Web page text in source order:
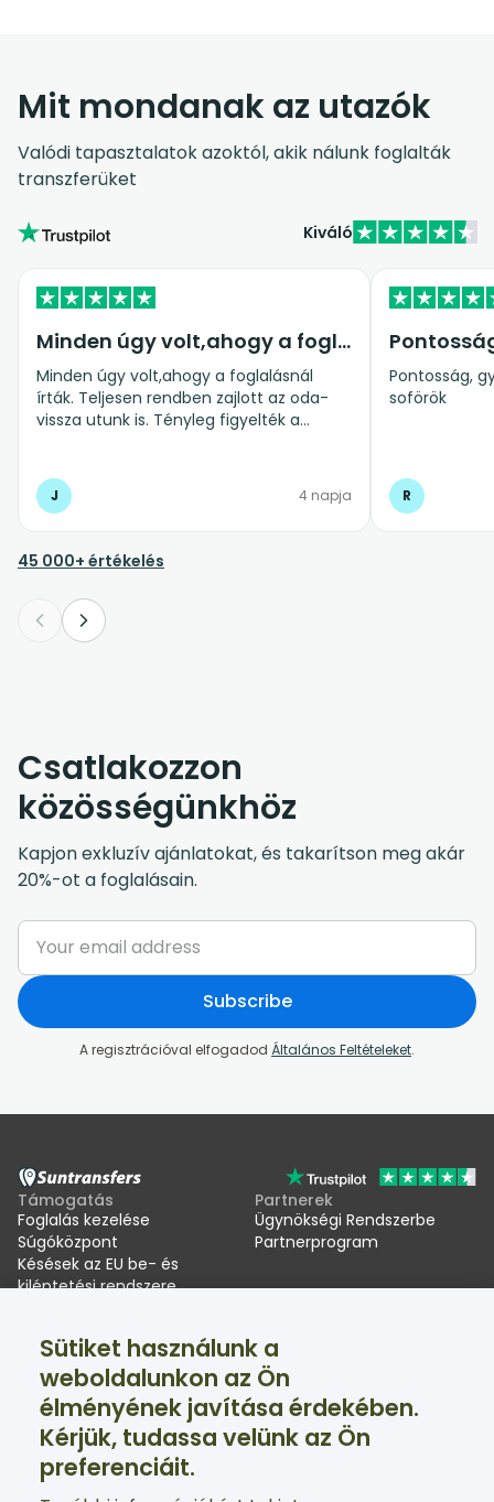
Mit mondanak az utazók
Valódi tapasztalatok azoktól, akik nálunk foglalták
transzferüket
Kiváló
Minden úgy volt,ahogy a foglalásnál…
Minden úgy volt,ahogy a foglalásnál
írták. Teljesen rendben zajlott az oda-
vissza utunk is. Tényleg figyelték a
J 4 napja
Pontosság,
soförök
R
45 000+ értékelés
Csatlakozzon
közösségünkhöz
Kapjon exkluzív ajánlatokat, és takarítson meg akár
20%-ot a foglalásain.
Subscribe
A regisztrációval elfogadod Általános Feltételeket.
Támogatás
Foglalás kezelése
Súgóközpont
Késések az EU be- és
kiléptetési rendszere
Partnerek
Ügynökségi Rendszerbe
Partnerprogram
Suntransfers
Rólunk
Értékelések
Sítranszferek
Közösségi oldalak
Facebook
Twitter
Támogatás a nap 24 órájában, a hét minden napján
elérhető
Sütiket használunk a
weboldalunkon az Ön
élményének javítása érdekében.
Kérjük, tudassa velünk az Ön
preferenciáit.